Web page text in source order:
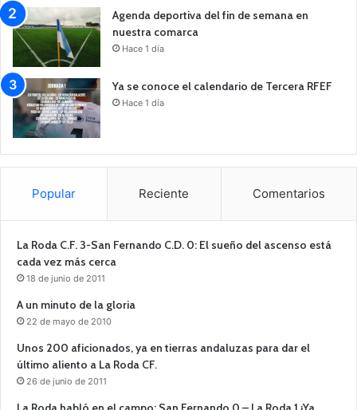
Agenda deportiva del fin de semana en
nuestra comarca
Hace 1 día
Ya se conoce el calendario de Tercera RFEF
Hace 1 día
Popular Reciente Comentarios
La Roda C.F. 3-San Fernando C.D. 0: El sueño del ascenso está
cada vez más cerca
18 de junio de 2011
A un minuto de la gloria
22 de mayo de 2010
Unos 200 aficionados, ya en tierras andaluzas para dar el
último aliento a La Roda CF.
26 de junio de 2011